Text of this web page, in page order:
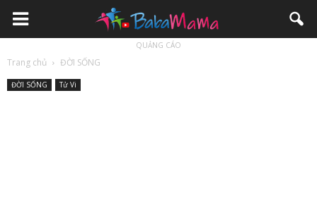
QUẢNG CÁO
Trang chủ ĐỜI SỐNG
ĐỜI SỐNG Tử Vi